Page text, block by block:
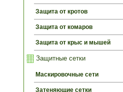
Защита от кротов
Защита от комаров
Защита от крыс и мышей
Защитные сетки
Маскировочные сети
Затеняющие сетки